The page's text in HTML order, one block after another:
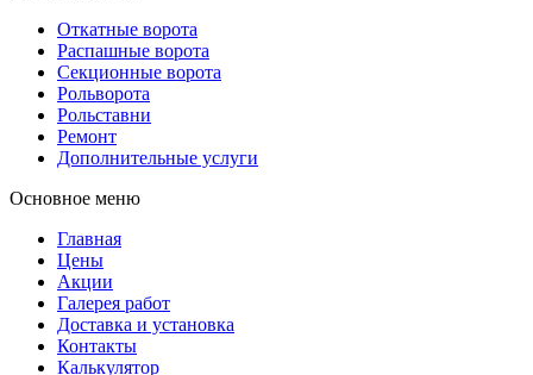
Откатные ворота
Распашные ворота
Секционные ворота
Рольворота
Рольставни
Ремонт
Дополнительные услуги
Основное меню
Главная
Цены
Акции
Галерея работ
Доставка и установка
Контакты
Калькулятор